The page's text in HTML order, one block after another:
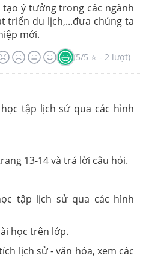
ý tưởng trong các ngành
triển du lịch,...đưa chúng ta
mới.
(5/5 ⭐ - 2 lượt)
tập lịch sử qua các hình
13-14 và trả lời câu hỏi.
tập lịch sử qua các hình
học trên lớp.
lịch sử - văn hóa, xem các